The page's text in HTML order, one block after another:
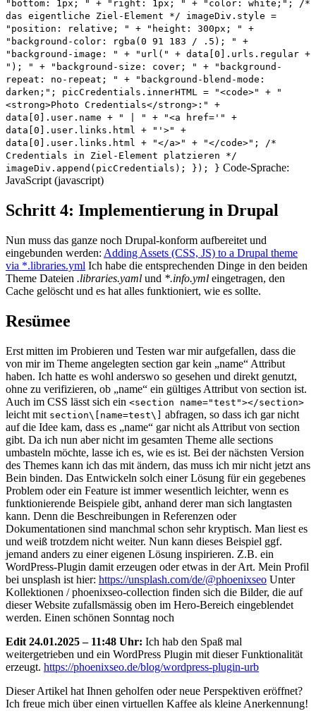
"bottom: 1px; " + "right: 1px; " + "color: white;"; /*
das eigentliche Ziel-Element */ imageDiv.style =
"position: relative; " + "height: 300px; " +
"background-color: rgba(0 91 183 / .5); " +
"background-image: " + "url(" + data[0].urls.regular +
"); " + "background-size: cover; " + "background-
repeat: no-repeat; " + "background-blend-mode:
darken;"; picCredentials.innerHTML = "<code>" + "
<strong>Photo Credentials</strong>:" +
data[0].user.name + " | " + "<a href='" +
data[0].user.links.html + "'>" +
data[0].user.links.html + "</a>" + "</code>"; /*
Credentials in Ziel-Element platzieren */
imageDiv.append(picCredentials); }); } Code-Sprache:
JavaScript (javascript)
Schritt 4: Implementierung in Drupal
Nun muss das ganze noch Drupal-konform aufbereitet und
eingebunden werden: Adding Assets (CSS, JS) to a Drupal theme
via *.libraries.yml Ich habe die entsprechenden Dinge in den beiden
Theme Dateien .libraries.yaml und *.info.yml eingetragen, den
Cache gelöscht und es hat alles funktioniert, wie es sollte.
Resümee
Erst mitten im Probieren und Testen war mir aufgefallen, dass die
von mir im Theme angelegten section gar kein „name“ Attribut
haben. Ich hatte es wohl anderswo so gesehen und direkt genutzt,
ohne zu verifizieren, ob „name“ ein gültiges Attribut von section ist.
Auch im CSS lässt sich ein <section name="test"></section>
leicht mit section\[name=test\]
abfragen, so dass ich gar nicht
auf die Idee kam, dass es „name“ gar nicht als Attribut von section
gibt. Da ich nun aber nicht im gesamten Theme alle sections
umbasteln möchte, lasse ich es, wie es ist. Bei der nächsten Version
des Themes kann ich das mit ändern, das muss ich mir nicht jetzt ans
Bein binden. Das Entwickeln solch einer Lösung für ein gegebenes
Problem oder ein Feature ist immer wesentlich leichter, wenn es
funktionierende Beispiele gibt, anhand derer man sich langtasten
kann. Denn die Beschreibungen in Referenzen oder
Dokumentationen sind manchmal schon sehr kryptisch. Man liest es
und weiß trotzdem nicht weiter. Nun kann dieses Beispiel ggf.
jemand anders zu einer eigenen Lösung inspirieren. Z.B. ein
WordPress-Plugin damit erzeugen oder etwas in der Art. Mein Profil
bei unsplash ist hier: https://unsplash.com/de/@phoenixseo Unter
Kollektionen / phoenixseo-collection finden sich die Bilder, die auf
dieser Website zufallsmässig oben im Hero-Bereich eingeblendet
werden. Einen schönen Sonntag noch
Edit 24.01.2025 – 11:48 Uhr: Ich hab den Spaß mal
weitergetrieben und ein WordPress Plugin mit dieser Funktionalität
erzeugt. https://phoenixseo.de/blog/wordpress-plugin-urb
Dieser Artikel hat Ihnen geholfen oder neue Perspektiven eröffnet?
Ich freue mich über einen virtuellen Kaffee als kleine Anerkennung!